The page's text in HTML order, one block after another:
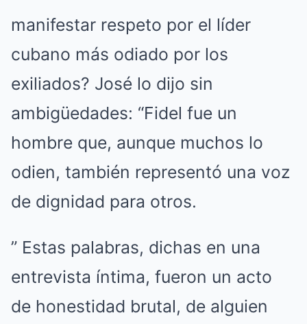
manifestar respeto por el líder
cubano más odiado por los
exiliados? José lo dijo sin
ambigüedades: “Fidel fue un
hombre que, aunque muchos lo
odien, también representó una voz
de dignidad para otros.
” Estas palabras, dichas en una
entrevista íntima, fueron un acto
de honestidad brutal, de alguien